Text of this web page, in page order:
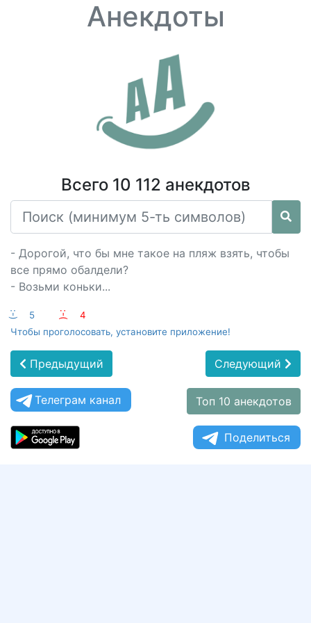
Анекдоты
Всего 10 112 анекдотов
- Дорогой, что бы мне такое на пляж взять, чтобы
все прямо обалдели?
- Возьми коньки...
:-) 5 :-(
4
Чтобы проголосовать, установите приложение!
Предыдущий Следующий
Телеграм канал Топ 10 анекдотов
Поделиться